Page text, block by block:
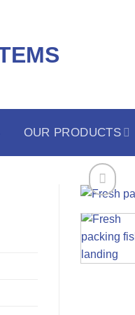
OUR PRODUCTS